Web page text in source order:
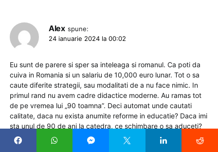
Alex spune:
24 ianuarie 2024 la 00:02
Eu sunt de parere si sper sa inteleaga si romanul. Ca poti da
cuiva in Romania si un salariu de 10,000 euro lunar. Tot o sa
caute diferite strategii, sau modalitati de a nu face nimic. In
primul rand nu avem cadre didactice moderne. Au ramas tot
de pe vremea lui „90 toamna”. Deci automat unde cautati
calitate, daca nu exista anumite reforme in educatie? Daca imi
sta unul de 90 de ani la catedra, ce schimbare o sa aduceti?
Probabil vrea si el salariu de 10,000 lei net lunar.
Mai intai aduceti tineri in educatie, si pe urma salarii. Sau